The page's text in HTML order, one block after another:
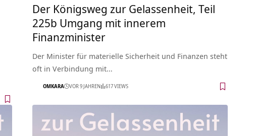
Der Königsweg zur Gelassenheit, Teil
225b Umgang mit innerem
Finanzminister
Der Minister für materielle Sicherheit und Finanzen steht
oft in Verbindung mit…
OMKARA VOR 9 JAHREN 617 VIEWS